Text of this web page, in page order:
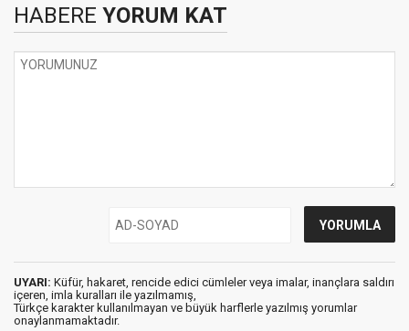
HABERE YORUM KAT
UYARI: Küfür, hakaret, rencide edici cümleler veya imalar, inançlara saldırı
içeren, imla kuralları ile yazılmamış,
Türkçe karakter kullanılmayan ve büyük harflerle yazılmış yorumlar
onaylanmamaktadır.